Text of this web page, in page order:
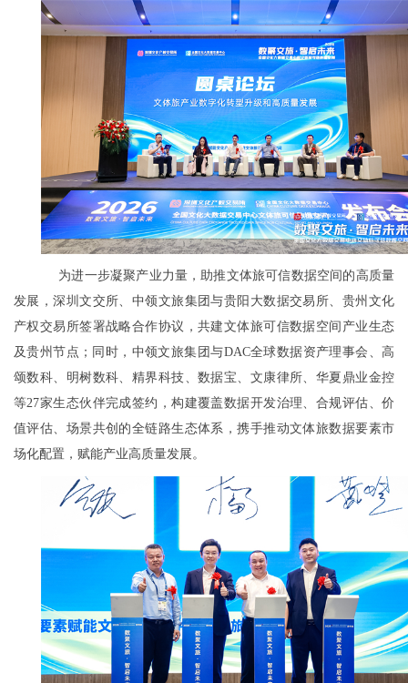
为进一步凝聚产业力量，助推文体旅可信数据空间的高质量
发展，深圳文交所、中领文旅集团与贵阳大数据交易所、贵州文化
产权交易所签署战略合作协议，共建文体旅可信数据空间产业生态
及贵州节点；同时，中领文旅集团与DAC全球数据资产理事会、高
颂数科、明树数科、精界科技、数据宝、文康律所、华夏鼎业金控
等27家生态伙伴完成签约，构建覆盖数据开发治理、合规评估、价
值评估、场景共创的全链路生态体系，携手推动文体旅数据要素市
场化配置，赋能产业高质量发展。